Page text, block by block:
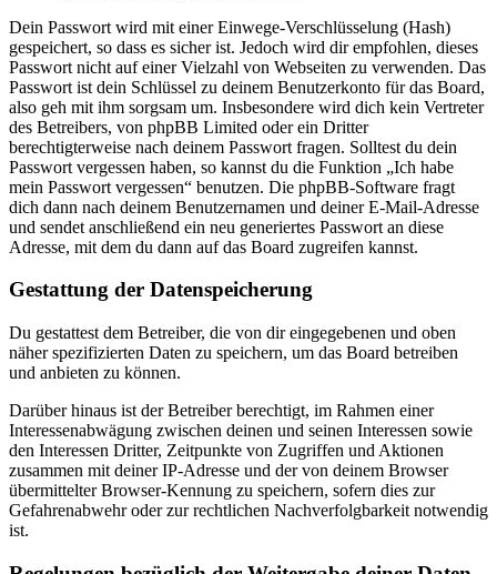
Dein Passwort wird mit einer Einwege-Verschlüsselung (Hash)
gespeichert, so dass es sicher ist. Jedoch wird dir empfohlen, dieses
Passwort nicht auf einer Vielzahl von Webseiten zu verwenden. Das
Passwort ist dein Schlüssel zu deinem Benutzerkonto für das Board,
also geh mit ihm sorgsam um. Insbesondere wird dich kein Vertreter
des Betreibers, von phpBB Limited oder ein Dritter
berechtigterweise nach deinem Passwort fragen. Solltest du dein
Passwort vergessen haben, so kannst du die Funktion „Ich habe
mein Passwort vergessen“ benutzen. Die phpBB-Software fragt
dich dann nach deinem Benutzernamen und deiner E-Mail-Adresse
und sendet anschließend ein neu generiertes Passwort an diese
Adresse, mit dem du dann auf das Board zugreifen kannst.
Gestattung der Datenspeicherung
Du gestattest dem Betreiber, die von dir eingegebenen und oben
näher spezifizierten Daten zu speichern, um das Board betreiben
und anbieten zu können.
Darüber hinaus ist der Betreiber berechtigt, im Rahmen einer
Interessenabwägung zwischen deinen und seinen Interessen sowie
den Interessen Dritter, Zeitpunkte von Zugriffen und Aktionen
zusammen mit deiner IP-Adresse und der von deinem Browser
übermittelter Browser-Kennung zu speichern, sofern dies zur
Gefahrenabwehr oder zur rechtlichen Nachverfolgbarkeit notwendig
ist.